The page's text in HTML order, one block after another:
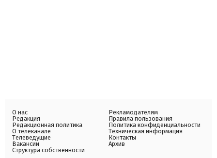
О нас
Редакция
Редакционная политика
О телеканале
Телеведущие
Вакансии
Структура собственности
Рекламодателям
Правила пользования
Политика конфиденциальности
Техническая информация
Контакты
Архив